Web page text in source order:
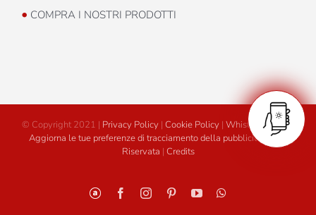
• COMPRA I NOSTRI PRODOTTI
© Copyright 2021 | Privacy Policy | Cookie Policy | Whistleblowing
Aggiorna le tue preferenze di tracciamento della pubblicità
Area
Riservata | Credits
PersonalizzatoFacebookInstagramPinterestYouTube